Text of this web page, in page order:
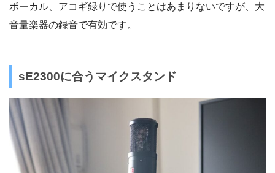
ボーカル、アコギ録りで使うことはあまりないですが、大
音量楽器の録音で有効です。
sE2300に合うマイクスタンド